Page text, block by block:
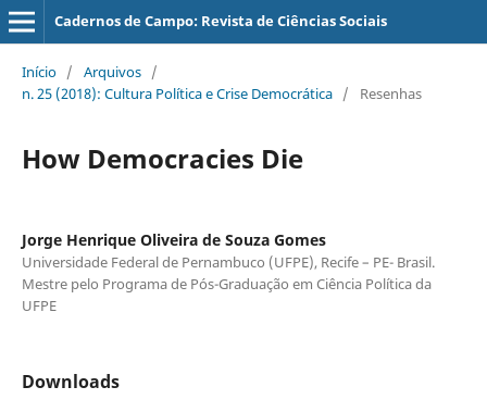
Cadernos de Campo: Revista de Ciências Sociais
Início / Arquivos /
n. 25 (2018): Cultura Política e Crise Democrática / Resenhas
How Democracies Die
Jorge Henrique Oliveira de Souza Gomes
Universidade Federal de Pernambuco (UFPE), Recife – PE- Brasil.
Mestre pelo Programa de Pós-Graduação em Ciência Política da
UFPE
Downloads